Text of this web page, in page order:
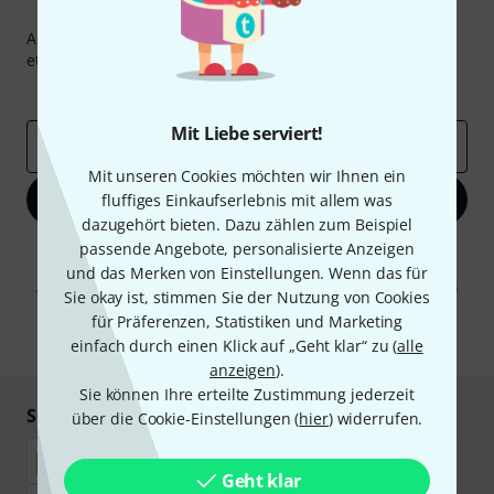
Mit Liebe serviert!
Mit unseren Cookies möchten wir Ihnen ein
fluffiges Einkaufserlebnis mit allem was
dazugehört bieten. Dazu zählen zum Beispiel
passende Angebote, personalisierte Anzeigen
und das Merken von Einstellungen. Wenn das für
Sie okay ist, stimmen Sie der Nutzung von Cookies
für Präferenzen, Statistiken und Marketing
einfach durch einen Klick auf „Geht klar“ zu (alle
anzeigen).
Sie können Ihre erteilte Zustimmung jederzeit
über die Cookie-Einstellungen (hier) widerrufen.
Geht klar
Thomann Newsletter
Abonniere den Thomann Newsletter und gewinne mit
etwas Glück einen von
50 Gutscheinen
E-Mail-Adresse
Jetzt anmelden
Mit Klick auf „Jetzt anmelden“ stimmen Sie dem Erhalt von E-Mail-
Werbung und einer Messung des E-Mail-Nutzungsverhaltens zu. Die
Abmeldung ist jederzeit möglich. Weitere Informationen finden Sie in
unserenDatenschutzhinweisen
* Pflichtfeld
Sicher einkaufen & bezahlen